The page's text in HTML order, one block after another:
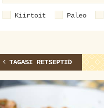
Kiirtoit Paleo
TAGASI RETSEPTID